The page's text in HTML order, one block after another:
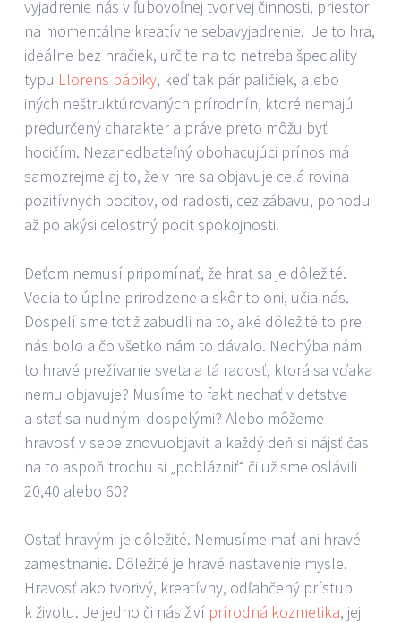
vyjadrenie nás v ľubovoľnej tvorivej činnosti, priestor
na momentálne kreatívne sebavyjadrenie. Je to hra,
ideálne bez hračiek, určite na to netreba špeciality
typu Llorens bábiky, keď tak pár paličiek, alebo
iných neštruktúrovaných prírodnín, ktoré nemajú
predurčený charakter a práve preto môžu byť
hocičím. Nezanedbateľný obohacujúci prínos má
samozrejme aj to, že v hre sa objavuje celá rovina
pozitívnych pocitov, od radosti, cez zábavu, pohodu
až po akýsi celostný pocit spokojnosti.
Deťom nemusí pripomínať, že hrať sa je dôležité.
Vedia to úplne prirodzene a skôr to oni, učia nás.
Dospelí sme totiž zabudli na to, aké dôležité to pre
nás bolo a čo všetko nám to dávalo. Nechýba nám
to hravé prežívanie sveta a tá radosť, ktorá sa vďaka
nemu objavuje? Musíme to fakt nechať v detstve
a stať sa nudnými dospelými? Alebo môžeme
hravosť v sebe znovuobjaviť a každý deň si nájsť čas
na to aspoň trochu si „poblázniť“ či už sme oslávili
20,40 alebo 60?
Ostať hravými je dôležité. Nemusíme mať ani hravé
zamestnanie. Dôležité je hravé nastavenie mysle.
Hravosť ako tvorivý, kreatívny, odľahčený prístup
k životu. Je jedno či nás živí prírodná kozmetika, jej